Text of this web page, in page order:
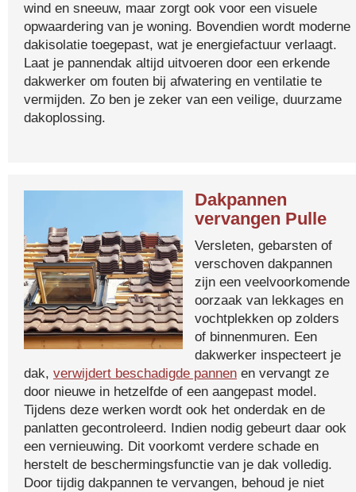
wind en sneeuw, maar zorgt ook voor een visuele
opwaardering van je woning. Bovendien wordt moderne
dakisolatie toegepast, wat je energiefactuur verlaagt.
Laat je pannendak altijd uitvoeren door een erkende
dakwerker om fouten bij afwatering en ventilatie te
vermijden. Zo ben je zeker van een veilige, duurzame
dakoplossing.
Dakpannen
vervangen Pulle
Versleten, gebarsten of
verschoven dakpannen
zijn een veelvoorkomende
oorzaak van lekkages en
vochtplekken op zolders
of binnenmuren. Een
dakwerker inspecteert je
dak, verwijdert beschadigde pannen en vervangt ze
door nieuwe in hetzelfde of een aangepast model.
Tijdens deze werken wordt ook het onderdak en de
panlatten gecontroleerd. Indien nodig gebeurt daar ook
een vernieuwing. Dit voorkomt verdere schade en
herstelt de beschermingsfunctie van je dak volledig.
Door tijdig dakpannen te vervangen, behoud je niet